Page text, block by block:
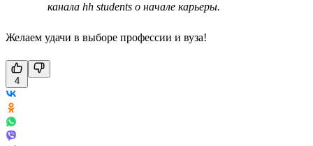
канала hh students о начале карьеры.
Желаем удачи в выборе профессии и вуза!
4